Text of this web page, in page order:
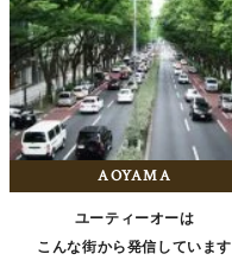
AOYAMA
ユーティーオーは
こんな街から発信しています